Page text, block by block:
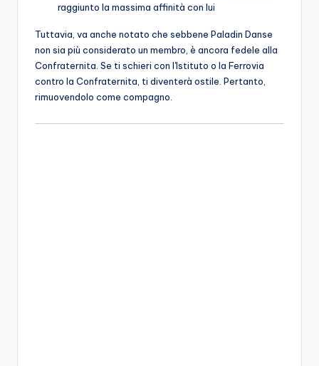
raggiunto la massima affinità con lui
Tuttavia, va anche notato che sebbene Paladin Danse
non sia più considerato un membro, è ancora fedele alla
Confraternita. Se ti schieri con l'Istituto o la Ferrovia
contro la Confraternita, ti diventerà ostile. Pertanto,
rimuovendolo come compagno.